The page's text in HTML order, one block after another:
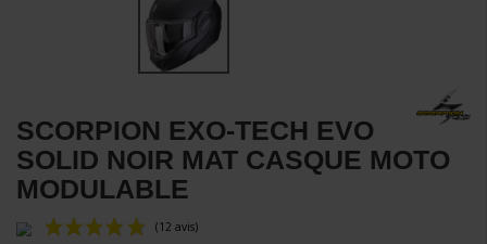
SCORPION EXO-TECH EVO
SOLID NOIR MAT CASQUE MOTO
MODULABLE